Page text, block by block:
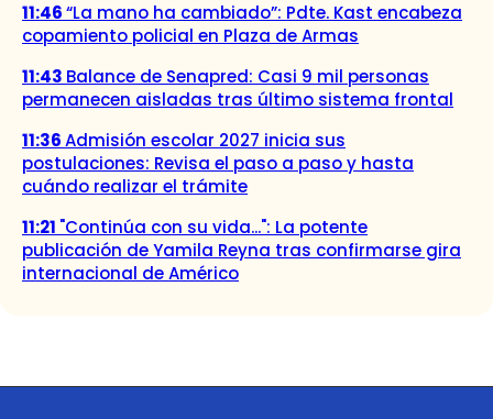
11:46“La mano ha cambiado”: Pdte. Kast encabeza
copamiento policial en Plaza de Armas
11:43 Balance de Senapred: Casi 9 mil personas
permanecen aisladas tras último sistema frontal
11:36Admisión escolar 2027 inicia sus
postulaciones: Revisa el paso a paso y hasta
cuándo realizar el trámite
11:21 "Continúa con su vida...": La potente
publicación de Yamila Reyna tras confirmarse gira
internacional de Américo